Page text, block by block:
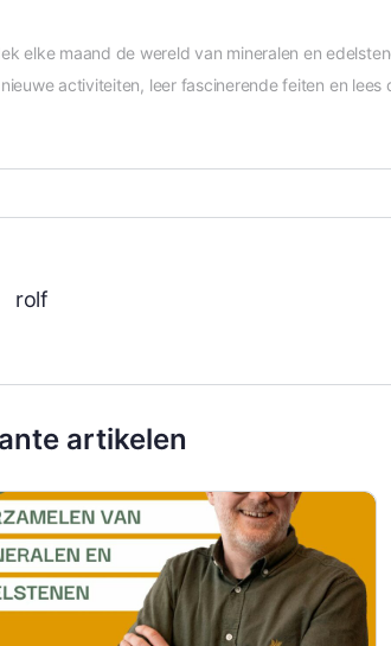
elke maand de wereld van mineralen en
activiteiten, leer fascinerende feiten en lees
rolf
artikelen